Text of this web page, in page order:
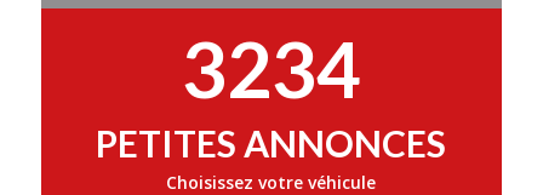
3234
PETITES ANNONCES
Choisissez votre véhicule